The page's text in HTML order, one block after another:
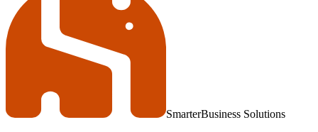
SmarterBusiness Solutions